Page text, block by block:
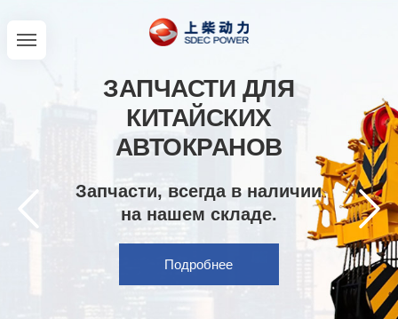
ЗАПЧАСТИ ДЛЯ
КИТАЙСКИХ
АВТОКРАНОВ
Запчасти, всегда в наличии
на нашем складе.
Подробнее